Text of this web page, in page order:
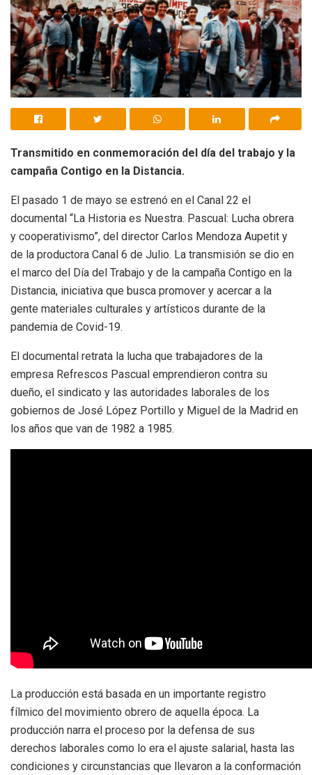
Transmitido en conmemoración del día del trabajo y la
campaña Contigo en la Distancia.
El pasado 1 de mayo se estrenó en el Canal 22 el
documental “La Historia es Nuestra. Pascual: Lucha obrera
y cooperativismo”, del director Carlos Mendoza Aupetit y
de la productora Canal 6 de Julio. La transmisión se dio en
el marco del Día del Trabajo y de la campaña Contigo en la
Distancia, iniciativa que busca promover y acercar a la
gente materiales culturales y artísticos durante de la
pandemia de Covid-19.
El documental retrata la lucha que trabajadores de la
empresa Refrescos Pascual emprendieron contra su
dueño, el sindicato y las autoridades laborales de los
gobiernos de José López Portillo y Miguel de la Madrid en
los años que van de 1982 a 1985.
La producción está basada en un importante registro
fílmico del movimiento obrero de aquella época. La
producción narra el proceso por la defensa de sus
derechos laborales como lo era el ajuste salarial, hasta las
condiciones y circunstancias que llevaron a la conformación